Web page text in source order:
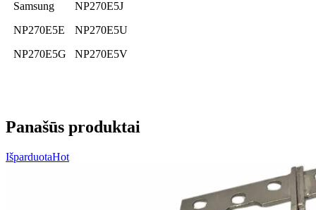
Samsung
NP270E5E
NP270E5G
NP270E5J
NP270E5U
NP270E5V
Panašūs produktai
IšparduotaHot